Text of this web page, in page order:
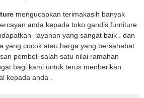
mengucapkan terimakasih banyak
anda kepada toko gandis furniture
layanan yang sangat baik . dan
yang cocok atau harga yang bersahabat
pembeli salah satu nilai ramahan
bagi kami untuk terus menberikan
kepada anda .